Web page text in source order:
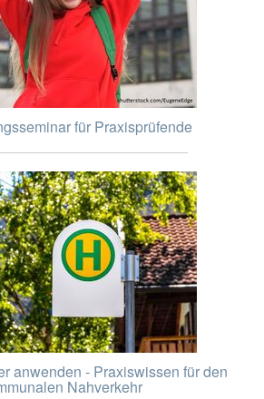
für Praxisprüfende
anwenden - Praxiswissen für den
Nahverkehr